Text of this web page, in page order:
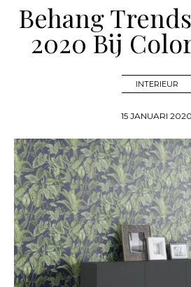
Behang
2020 Bij
INTERIEUR
15 JANUARI 2020